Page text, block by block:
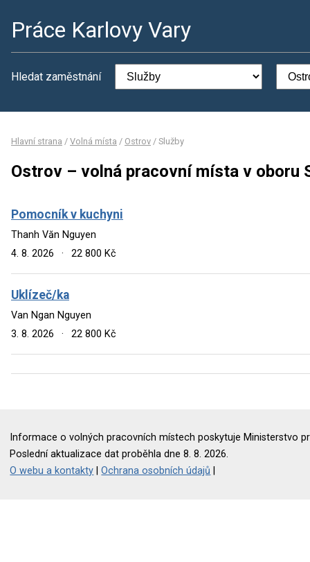
Práce Karlovy Vary
Hledat zaměstnání
Hlavní strana / Volná místa / Ostrov / Služby
Ostrov – volná pracovní místa v oboru
Pomocník v kuchyni
Thanh Văn Nguyen
4. 8. 2026
· 22 800 Kč
Uklízeč/ka
Van Ngan Nguyen
3. 8. 2026
· 22 800 Kč
Informace o volných pracovních místech poskytuje Ministerstvo
Poslední aktualizace dat proběhla dne 8. 8. 2026.
O webu a kontakty |Ochrana osobních údajů